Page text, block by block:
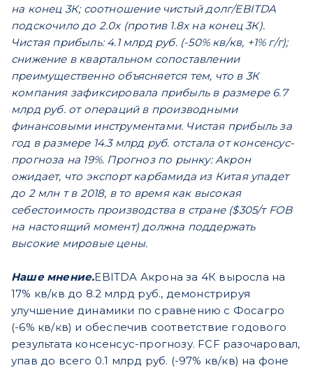
на конец 3К; соотношение чистый долг/EBITDA
подскочило до 2.0x (против 1.8x на конец 3К).
Чистая прибыль: 4.1 млрд руб. (-50% кв/кв, +1% г/г);
снижение в квартальном сопоставлении
преимущественно объясняется тем, что в 3К
компания зафиксировала прибыль в размере 6.7
млрд руб. от операций в производными
финансовыми инструментами. Чистая прибыль за
год в размере 14.3 млрд руб. отстала от консенсус-
прогноза на 19%. Прогноз по рынку: Акрон
ожидает, что экспорт карбамида из Китая упадет
до 2 млн т в 2018, в то время как высокая
себестоимость производства в стране ($305/т FOB
на настоящий момент) должна поддержать
высокие мировые цены.
Наше мнение.EBITDA Акрона за 4К выросла на
17% кв/кв до 8.2 млрд руб., демонстрируя
улучшение динамики по сравнению с Фосагро
(-6% кв/кв) и обеспечив соответствие годового
результата консенсус-прогнозу. FCF разочаровал,
упав до всего 0.1 млрд руб. (-97% кв/кв) на фоне